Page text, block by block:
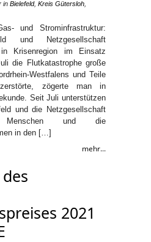
in Bielefeld, Kreis Gütersloh
und Strominfrastruktur:
und Netzgesellschaft
Krisenregion im Einsatz
die Flutkatastrophe große
Westfalens und Teile
zögerte man in
Seit Juli unterstützen
und die Netzgesellschaft
und die
in den […]
mehr...
2021